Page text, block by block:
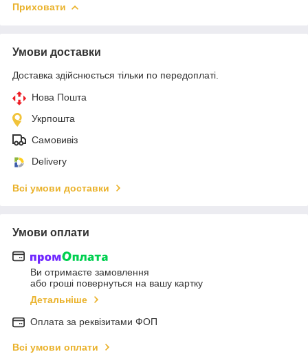
Приховати
Умови доставки
Доставка здійснюється тільки по передоплаті.
Нова Пошта
Укрпошта
Самовивіз
Delivery
Всі умови доставки
Умови оплати
Ви отримаєте замовлення
або гроші повернуться на вашу картку
Детальніше
Оплата за реквізитами ФОП
Всі умови оплати